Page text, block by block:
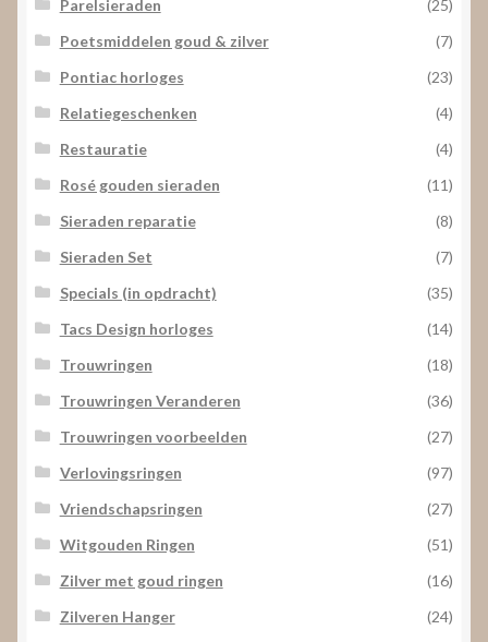
Parelsieraden
(25)
Poetsmiddelen goud & zilver
(7)
Pontiac horloges
(23)
Relatiegeschenken
(4)
Restauratie
(4)
Rosé gouden sieraden
(11)
Sieraden reparatie
(8)
Sieraden Set
(7)
Specials (in opdracht)
(35)
Tacs Design horloges
(14)
Trouwringen
(18)
Trouwringen Veranderen
(36)
Trouwringen voorbeelden
(27)
Verlovingsringen
(97)
Vriendschapsringen
(27)
Witgouden Ringen
(51)
Zilver met goud ringen
(16)
Zilveren Hanger
(24)